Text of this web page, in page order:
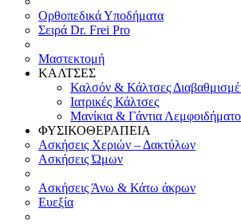
Ορθοπεδικά Υποδήματα
Σειρά Dr. Frei Pro
Μαστεκτομή
ΚΑΛΤΣΕΣ
Καλσόν & Κάλτσες
Ιατρικές Κάλτσες
Μανίκια & Γάντια
ΦΥΣΙΚΟΘΕΡΑΠΕΙΑ
Ασκήσεις Χεριών – Δακτύλων
Ασκήσεις Ώμων
Ασκήσεις Άνω & Κάτω άκρων
Ευεξία